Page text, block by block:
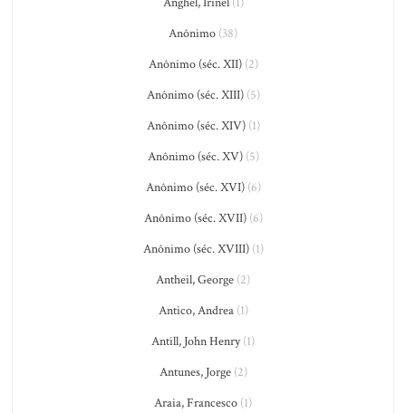
Anônimo (38)
Anônimo (séc. XII)(2)
Anônimo (séc. XIII)(5)
Anônimo (séc. XIV)(1)
Anônimo (séc. XV)(5)
Anônimo (séc. XVI)(6)
Anônimo (séc. XVII)(6)
Anônimo (séc. XVIII)(1)
Antheil, George (2)
Antico, Andrea(1)
Antill, John Henry(1)
Antunes, Jorge(2)
Araia, Francesco (1)